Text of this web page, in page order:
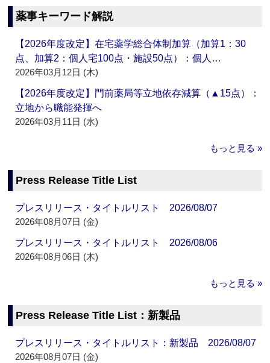
薬事キーワード解説
【2026年度改定】在宅薬学総合体制加算（加算1：30
点、加算2：個人宅100点・施設50点）：個人…
2026年03月12日 (木)
【2026年度改定】門前薬局等立地依存減算（▲15点）：
立地から職能発揮へ
2026年03月11日 (水)
もっと見る »
Press Release Title List
プレスリリース・タイトルリスト 2026/08/07
2026年08月07日 (金)
プレスリリース・タイトルリスト 2026/08/06
2026年08月06日 (木)
もっと見る »
Press Release Title List：新製品
プレスリリース・タイトルリスト：新製品 2026/08/07
2026年08月07日 (金)